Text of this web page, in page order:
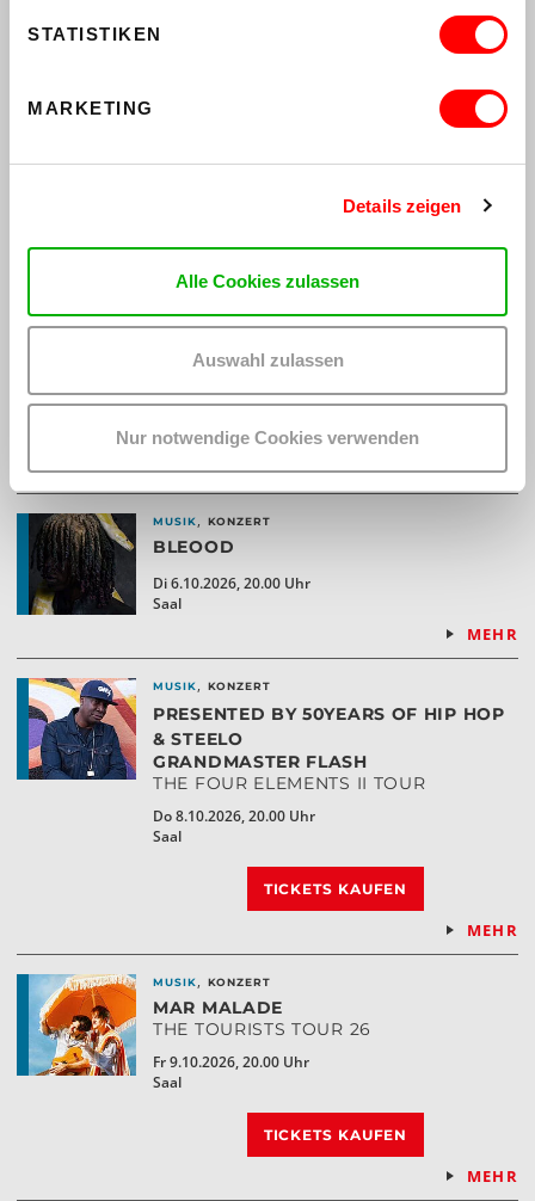
STATISTIKEN
MARKETING
Details zeigen
Alle Cookies zulassen
Auswahl zulassen
Nur notwendige Cookies verwenden
MUSIK
MUSIK, KONZERT
ACT LL - INTO THE UNKNOWN TOUR
Sa 19.9.2026, 20.00 Uhr
MEHR
AUSVERKAUFT
MUSIK, KONZERT
BLEOOD
Di 6.10.2026, 20.00 Uhr
Saal
MEHR
MUSIK, KONZERT
PRESENTED BY 50YEARS OF HIP HOP
& STEELO
GRANDMASTER FLASH
THE FOUR ELEMENTS II TOUR
Do 8.10.2026, 20.00 Uhr
Saal
MEHR
TICKETS KAUFEN
MUSIK, KONZERT
MAR MALADE
THE TOURISTS TOUR 26
Fr 9.10.2026, 20.00 Uhr
Saal
MEHR
TICKETS KAUFEN